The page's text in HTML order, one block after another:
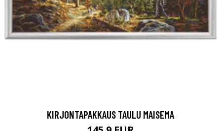
KIRJONTAPAKKAUS TAULU MAISEMA